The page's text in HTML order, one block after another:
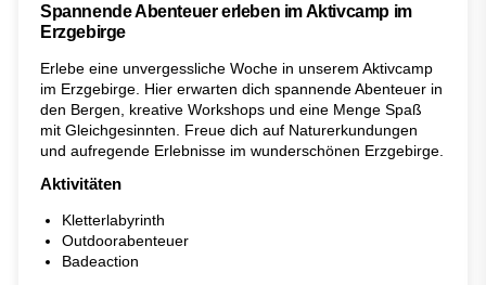
Spannende Abenteuer erleben im Aktivcamp im
Erzgebirge
Erlebe eine unvergessliche Woche in unserem Aktivcamp
im Erzgebirge. Hier erwarten dich spannende Abenteuer in
den Bergen, kreative Workshops und eine Menge Spaß
mit Gleichgesinnten. Freue dich auf Naturerkundungen
und aufregende Erlebnisse im wunderschönen Erzgebirge.
Aktivitäten
Kletterlabyrinth
Outdoorabenteuer
Badeaction